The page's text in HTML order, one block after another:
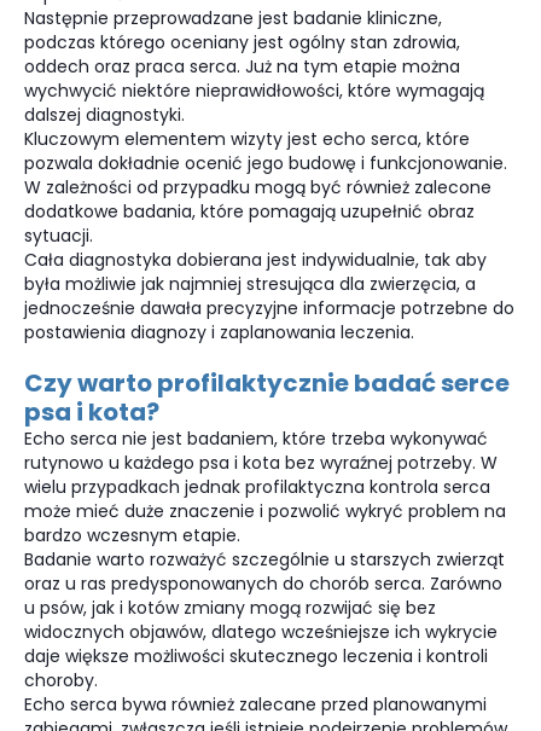
Następnie przeprowadzane jest badanie kliniczne,
podczas którego oceniany jest ogólny stan zdrowia,
oddech oraz praca serca. Już na tym etapie można
wychwycić niektóre nieprawidłowości, które wymagają
dalszej diagnostyki.
Kluczowym elementem wizyty jest echo serca, które
pozwala dokładnie ocenić jego budowę i funkcjonowanie.
W zależności od przypadku mogą być również zalecone
dodatkowe badania, które pomagają uzupełnić obraz
sytuacji.
Cała diagnostyka dobierana jest indywidualnie, tak aby
była możliwie jak najmniej stresująca dla zwierzęcia, a
jednocześnie dawała precyzyjne informacje potrzebne do
postawienia diagnozy i zaplanowania leczenia.
Czy warto profilaktycznie badać serce
psa i kota?
Echo serca nie jest badaniem, które trzeba wykonywać
rutynowo u każdego psa i kota bez wyraźnej potrzeby. W
wielu przypadkach jednak profilaktyczna kontrola serca
może mieć duże znaczenie i pozwolić wykryć problem na
bardzo wczesnym etapie.
Badanie warto rozważyć szczególnie u starszych zwierząt
oraz u ras predysponowanych do chorób serca. Zarówno
u psów, jak i kotów zmiany mogą rozwijać się bez
widocznych objawów, dlatego wcześniejsze ich wykrycie
daje większe możliwości skutecznego leczenia i kontroli
choroby.
Echo serca bywa również zalecane przed planowanymi